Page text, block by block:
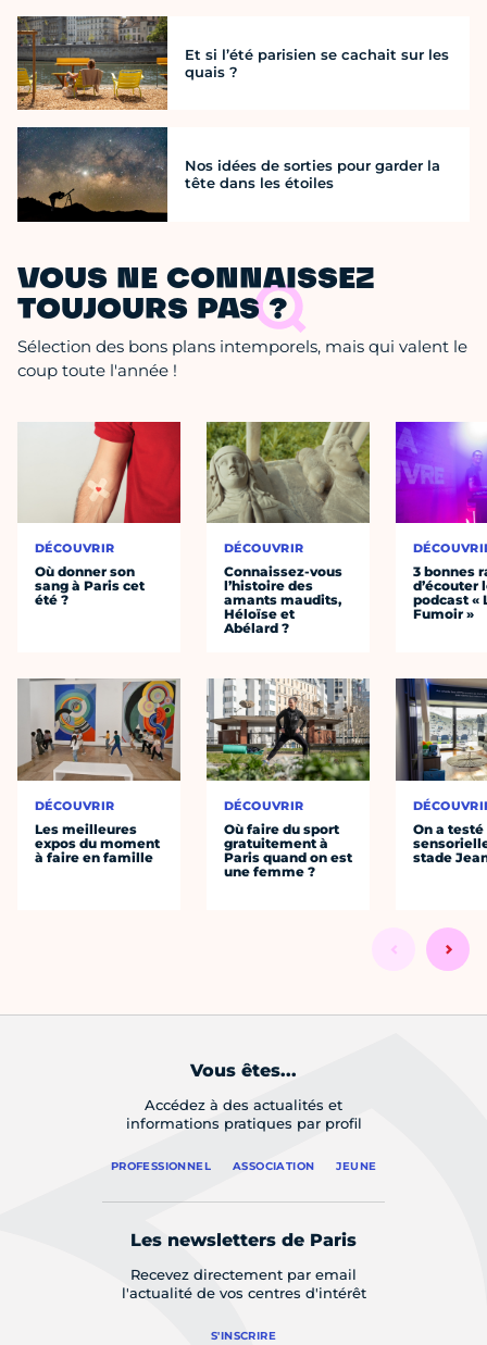
Et si l’été parisien se cachait sur les
quais ?
Nos idées de sorties pour garder la
tête dans les étoiles
VOUS NE CONNAISSEZ
TOUJOURS PAS ?
Sélection des bons plans intemporels, mais qui valent le
coup toute l'année !
DÉCOUVRIR
Où donner son
sang à Paris cet
été ?
DÉCOUVRIR
Les meilleures
expos du moment
à faire en famille
DÉCOUVRIR
Connaissez-vous
l’histoire des
amants maudits,
Héloïse et
Abélard ?
DÉCOUVRIR
Où faire du sport
gratuitement à
Paris quand on est
une femme ?
3 bonnes
d’écouter
podcast «
Fumoir »
On a
stade
Vous êtes...
Accédez à des actualités et
informations pratiques par profil
PROFESSIONNEL ASSOCIATION JEUNE
Les newsletters de Paris
Recevez directement par email
l'actualité de vos centres d'intérêt
S'INSCRIRE